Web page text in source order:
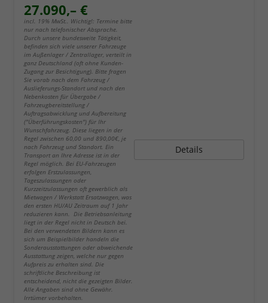
27.090,– €
incl. 19% MwSt.. Wichtig!: Termine bitte
nur nach telefonischer Absprache.
Durch unsere bundesweite Tätigkeit,
befinden sich viele unserer Fahrzeuge
im Außenlager / Zentrallager, verteilt in
ganz Deutschland (oft ohne Kunden-
Zugang zur Besichtigung). Bitte fragen
Sie vorab nach dem Fahrzeug /
Auslieferungs-Standort und nach den
Nebenkosten für Übergabe /
Fahrzeugbereitstellung /
Auftragsabwicklung und Aufbereitung
("Überführungskosten") für Ihr
Wunschfahrzeug. Diese liegen in der
Regel zwischen 60,00 und 890,00€, je
nach Fahrzeug und Standort. Ein
Transport an Ihre Adresse ist in der
Regel möglich. Bei EU-Fahrzeugen
erfolgen Erstzulassungen,
Tageszulassungen oder
Kurzzeitzulassungen oft gewerblich als
Mietwagen / Werkstatt Ersatzwagen, was
den ersten HU/AU Zeitraum auf 1 Jahr
reduzieren kann. Die Betriebsanleitung
liegt in der Regel nicht in Deutsch bei.
Bei den verwendeten Bildern kann es
sich um Beispielbilder handeln die
Sonderausstattungen oder abweichende
Ausstattung zeigen, welche nur gegen
Aufpreis zu erhalten sind. Die
schriftliche Beschreibung ist
entscheidend, nicht die gezeigten Bilder.
Alle Angaben sind ohne Gewähr.
Irrtümer vorbehalten.
Details